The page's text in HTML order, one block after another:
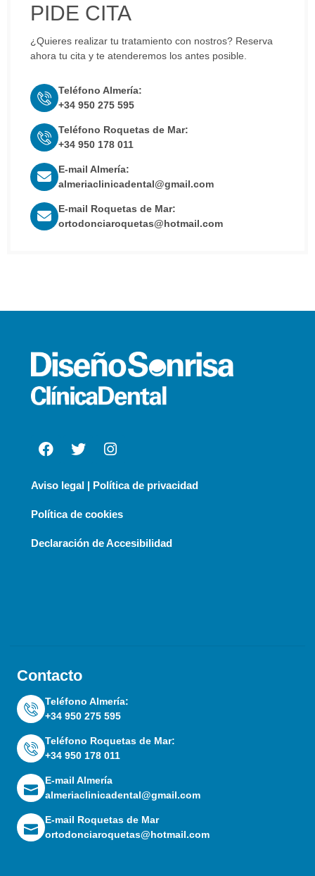
PIDE CITA
¿Quieres realizar tu tratamiento con nostros? Reserva
ahora tu cita y te atenderemos los antes posible.
Teléfono Almería:
+34 950 275 595
Teléfono Roquetas de Mar:
+34 950 178 011
E-mail Almería:
almeriaclinicadental@gmail.com
E-mail Roquetas de Mar:
ortodonciaroquetas@hotmail.com
Contacto
Teléfono Almería:
+34 950 275 595
Teléfono Roquetas de Mar:
+34 950 178 011
E-mail Almería
almeriaclinicadental@gmail.com
E-mail Roquetas de Mar
ortodonciaroquetas@hotmail.com
Aviso legal | Política de privacidad
Política de cookies
Declaración de Accesibilidad